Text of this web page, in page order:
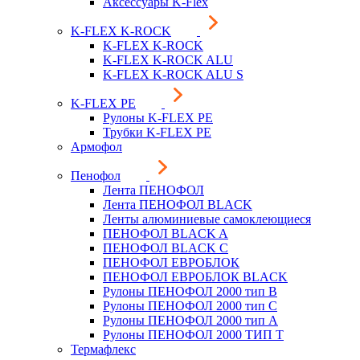
K-FLEX K-ROCK
K-FLEX K-ROCK
K-FLEX K-ROCK ALU
K-FLEX K-ROCK ALU S
K-FLEX PE
Рулоны K-FLEX PE
Трубки K-FLEX PE
Армофол
Пенофол
Лента ПЕНОФОЛ
Лента ПЕНОФОЛ BLACK
Ленты алюминиевые самоклеющиеся
ПЕНОФОЛ BLACK A
ПЕНОФОЛ BLACK С
ПЕНОФОЛ ЕВРОБЛОК
ПЕНОФОЛ ЕВРОБЛОК BLACK
Рулоны ПЕНОФОЛ 2000 тип B
Рулоны ПЕНОФОЛ 2000 тип C
Рулоны ПЕНОФОЛ 2000 тип А
Рулоны ПЕНОФОЛ 2000 ТИП Т
Термафлекс